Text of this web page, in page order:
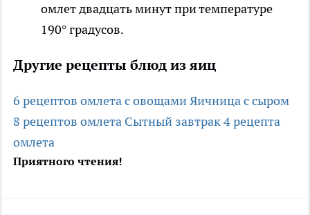
омлет двадцать минут при температуре
190° градусов.
Другие рецепты блюд из яиц
6 рецептов омлета с овощамиЯичница с сыром
8 рецептов омлета Сытный завтрак4 рецепта
омлета
Приятного чтения!